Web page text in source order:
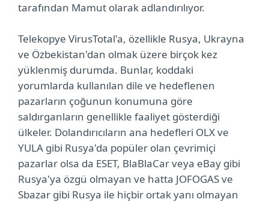
tarafından Mamut olarak adlandırılıyor.
Telekopye VirusTotal'a, özellikle Rusya, Ukrayna
ve Özbekistan'dan olmak üzere birçok kez
yüklenmiş durumda. Bunlar, koddaki
yorumlarda kullanılan dile ve hedeflenen
pazarların çoğunun konumuna göre
saldırganların genellikle faaliyet gösterdiği
ülkeler. Dolandırıcıların ana hedefleri OLX ve
YULA gibi Rusya'da popüler olan çevrimiçi
pazarlar olsa da ESET, BlaBlaCar veya eBay gibi
Rusya'ya özgü olmayan ve hatta JOFOGAS ve
Sbazar gibi Rusya ile hiçbir ortak yanı olmayan